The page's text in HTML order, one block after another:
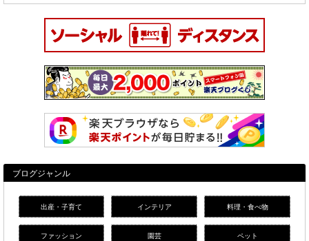
ブログジャンル
出産・子育て インテリア 料理・食べ物
ファッション 園芸 ペット